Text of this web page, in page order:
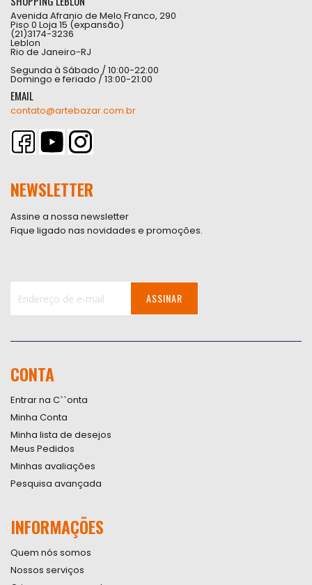
Avenida Afranio de Melo Franco, 290
Piso 0 Loja 15 (expansão)
(21)3174-3236
Leblon
Rio de Janeiro-RJ
Segunda à Sábado / 10:00-22:00
Domingo e feriado / 13:00-21:00
EMAIL
contato@artebazar.com.br
NEWSLETTER
Assine a nossa newsletter
Fique ligado nas novidades e promoções.
Newsletter:
ASSINAR
CONTA
Entrar na C``onta
Minha Conta
Minha lista de desejos
Meus Pedidos
Minhas avaliações
Pesquisa avançada
INFORMAÇÕES
Quem nós somos
Nossos serviços